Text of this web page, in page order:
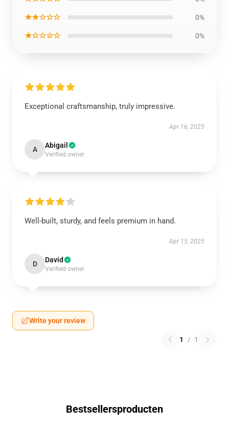
★★☆☆☆ 0%
★☆☆☆☆ 0%
Exceptional craftsmanship, truly impressive.
Apr 16, 2025
A Abigail
Verified owner
Well-built, sturdy, and feels premium in hand.
Apr 15, 2025
D David
Verified owner
Write your review
1 / 1
Bestsellersproducten